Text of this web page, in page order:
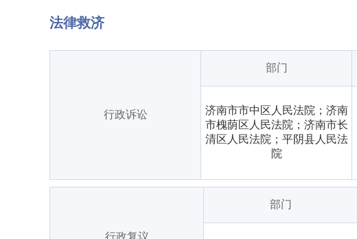
法律救济
行政诉讼
部门
济南市市中区人民法院；济南
市槐荫区人民法院；济南市长
清区人民法院；平阴县人民法
院
行政复议
部门